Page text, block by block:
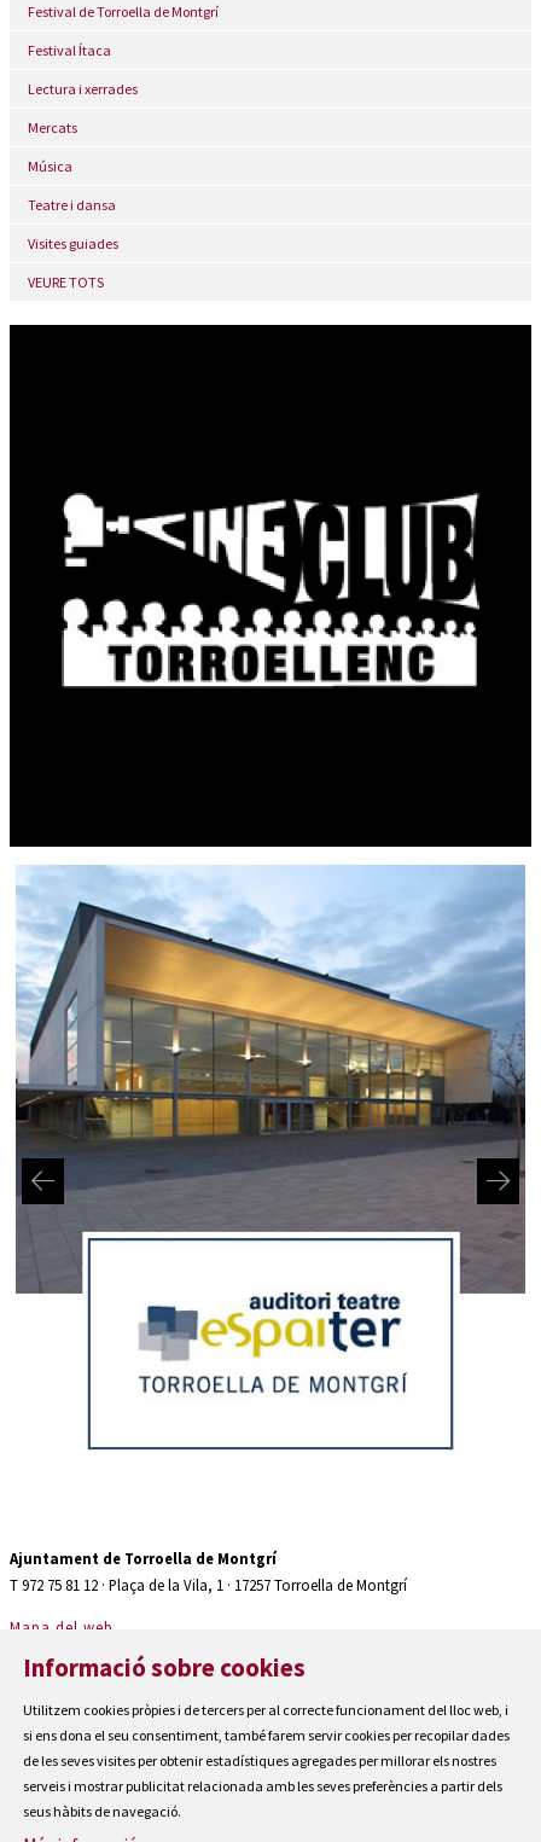
Festival de Torroella de Montgrí
Festival Ítaca
Lectura i xerrades
Mercats
Música
Teatre i dansa
Visites guiades
VEURE TOTS
Ajuntament de Torroella de Montgrí
T 972 75 81 12 · Plaça de la Vila, 1 · 17257 Torroella de Montgrí
Mapa del web
Avís Legal
Cookies
Contactar
|
Informació sobre cookies
Utilitzem cookies pròpies i de tercers per al correcte funcionament del lloc web, i
si ens dona el seu consentiment, també farem servir cookies per recopilar dades
de les seves visites per obtenir estadístiques agregades per millorar els nostres
serveis i mostrar publicitat relacionada amb les seves preferències a partir dels
seus hàbits de navegació.